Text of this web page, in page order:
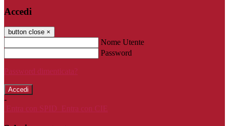
Accedi
button close ×
Nome Utente
Password
Password dimenticata?
-
Entra con SPID
Entra con CIE